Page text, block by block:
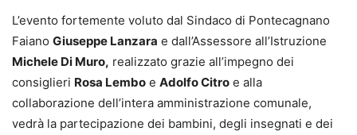
L’evento fortemente voluto dal Sindaco di Pontecagnano
Faiano Giuseppe Lanzara e dall’Assessore all’Istruzione
Michele Di Muro, realizzato grazie all’impegno dei
consiglieri Rosa Lembo e Adolfo Citro e alla
collaborazione dell’intera amministrazione comunale,
vedrà la partecipazione dei bambini, degli insegnati e dei